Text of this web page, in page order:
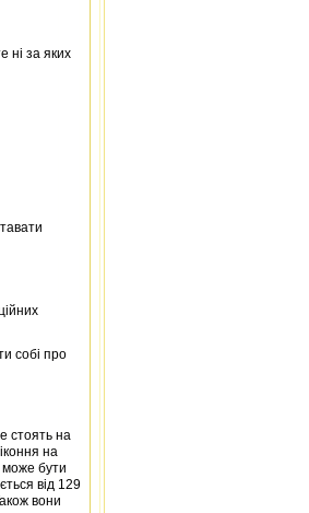
ні за яких
собі про
стоять на
на
може бути
від 129
вони